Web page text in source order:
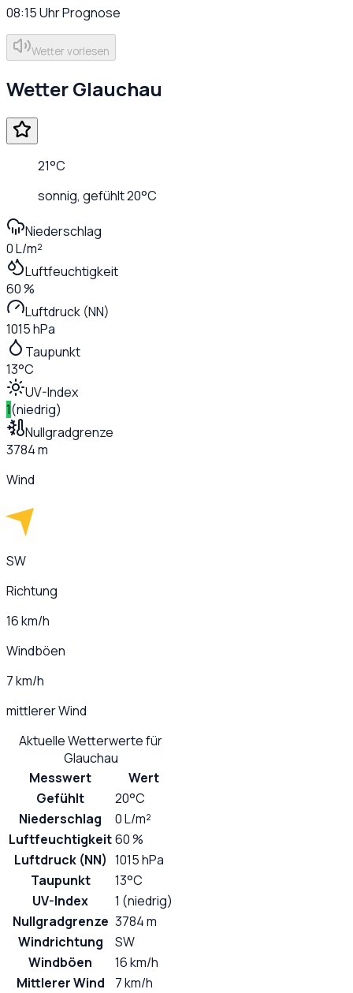
08:15UhrPrognose
Wetter vorlesen
WetterGlauchau
21°C
sonnig, gefühlt20°C
Niederschlag
0 L/m²
Luftfeuchtigkeit
60 %
Luftdruck (NN)
1015 hPa
Taupunkt
13°C
UV-Index
1(niedrig)
Nullgradgrenze
3784 m
Wind
SW
Richtung
16 km/h
Windböen
7 km/h
mittlerer Wind
Aktuelle Wetterwerte für
Glauchau
Messwert
Wert
Gefühlt
20°C
Niederschlag
0 L/m²
Luftfeuchtigkeit60 %
Luftdruck (NN) 1015 hPa
Taupunkt
13°C
UV-Index
1 (niedrig)
Nullgradgrenze 3784 m
Windrichtung
SW
Windböen
16 km/h
Mittlerer Wind
7 km/h